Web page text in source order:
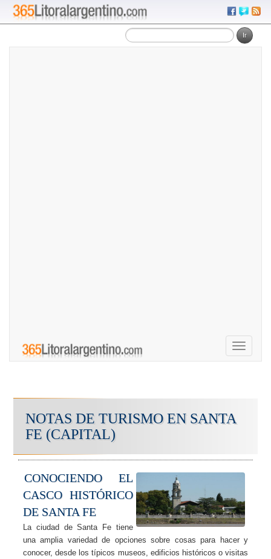
Toggle
NOTAS DE TURISMO EN SANTA
FE (CAPITAL)
CONOCIENDO EL
CASCO HISTÓRICO
DE SANTA FE
La ciudad de Santa Fe tiene
una amplia variedad de opciones sobre cosas para hacer y
conocer, desde los típicos museos, edificios históricos o visitas